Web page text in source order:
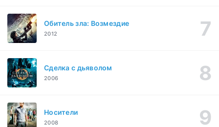
Обитель зла: Возмездие
2012
Сделка с дьяволом
2006
Носители
2008